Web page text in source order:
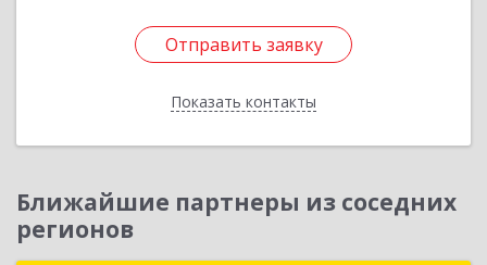
Отправить заявку
Показать контакты
Отправить заявку
Назад
Ближайшие партнеры из соседних
регионов